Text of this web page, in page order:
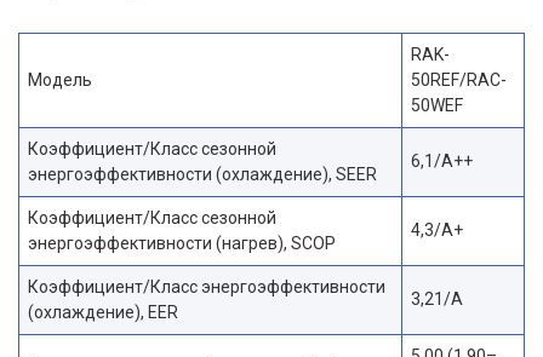
Модель
RAK-
50REF/RAC-
50WEF
Коэффициент/Класс сезонной
энергоэффективности (охлаждение), SEER
6,1/A++
Коэффициент/Класс сезонной
энергоэффективности (нагрев), SCOP
4,3/A+
Коэффициент/Класс энергоэффективности
(охлаждение), EER
3,21/A